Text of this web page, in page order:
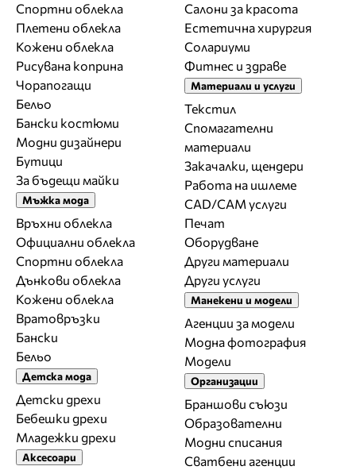
Спортни облекла
Плетени облекла
Кожени облекла
Рисувана коприна
Чорапогащи
Бельо
Бански костюми
Модни дизайнери
Бутици
За бъдещи майки
Мъжка мода
Връхни облекла
Официални облекла
Спортни облекла
Дънкови облекла
Кожени облекла
Вратовръзки
Бански
Бельо
Детска мода
Детски дрехи
Бебешки дрехи
Младежки дрехи
Аксесоари
Салони за красота
Естетична хирургия
Солариуми
Фитнес и здраве
Материали и услуги
Текстил
Спомагателни
материали
Закачалки, щендери
Работа на ишлеме
CAD/CAM услуги
Печат
Оборудване
Други материали
Други услуги
Манекени и модели
Агенции за модели
Модна фотография
Модели
Организации
Браншови съюзи
Образователни
Модни списания
Сватбени агенции